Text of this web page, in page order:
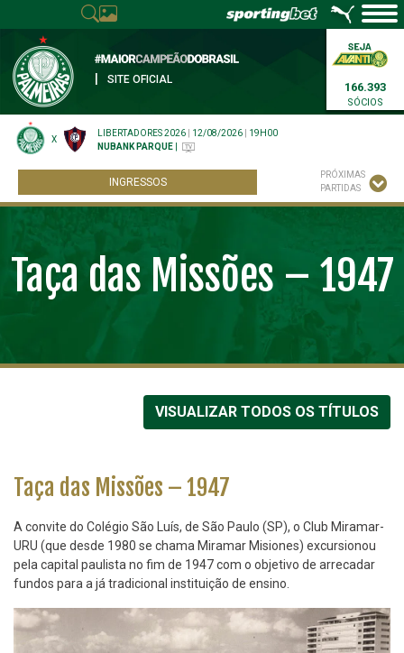
SITE OFICIAL
166.393
SÓCIOS
X
LIBERTADORES 2026 12/08/2026
19H00
NUBANK PARQUE
INGRESSOS
PRÓXIMAS
PARTIDAS
Taça das Missões – 1947
VISUALIZAR TODOS OS TÍTULOS
Taça das Missões – 1947
A convite do Colégio São Luís, de São Paulo (SP), o Club Miramar-
URU (que desde 1980 se chama Miramar Misiones) excursionou
pela capital paulista no fim de 1947 com o objetivo de arrecadar
fundos para a já tradicional instituição de ensino.